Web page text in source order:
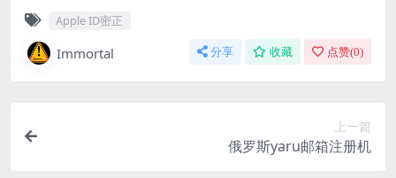
Apple ID密正
Immortal 分享 收藏 点赞(0)
上一篇
俄罗斯yaru邮箱注册机